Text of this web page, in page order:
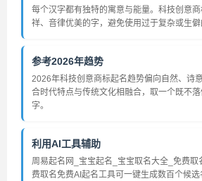
每个汉字都有独特的寓意与能量。科技创意
祥、音律优美的字，避免使用过于复杂或生僻
参考2026年趋势
2026年科技创意商标起名趋势偏向自然、诗
合时代特点与传统文化相融合，取一个既不
字。
利用AI工具辅助
周易起名网_宝宝起名_宝宝取名大全_免费取
费取名免费AI起名工具可一键生成数百个候